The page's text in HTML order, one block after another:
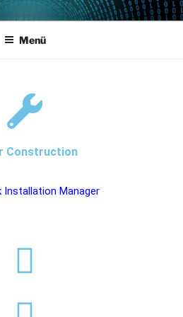
01
Menü
Construction
Installation Manager